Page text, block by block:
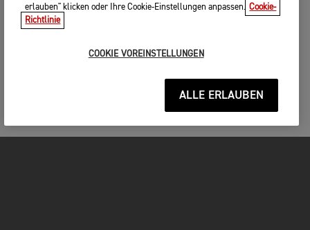
erlauben" klicken oder Ihre Cookie-Einstellungen anpassen. Cookie-
Richtlinie
COOKIE VOREINSTELLUNGEN
ALLE ERLAUBEN